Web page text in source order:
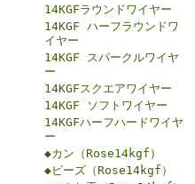
14KGFラウンドワイヤー
14KGF ハーフラウンドワ
イヤー
14KGF スパークルワイヤ
ー
14KGFスクエアワイヤー
14KGF ソフトワイヤー
14KGFハーフハードワイヤ
ー
◆カン（Rose14kgf）
◆ビーズ（Rose14kgf）